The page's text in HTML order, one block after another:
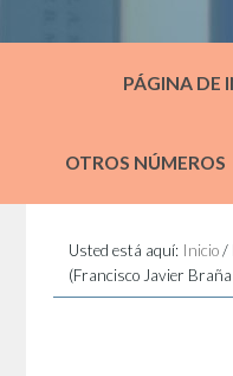
PÁGINA DE
OTROS NÚMEROS
Usted está aquí: Inicio /
(Francisco Javier Braña